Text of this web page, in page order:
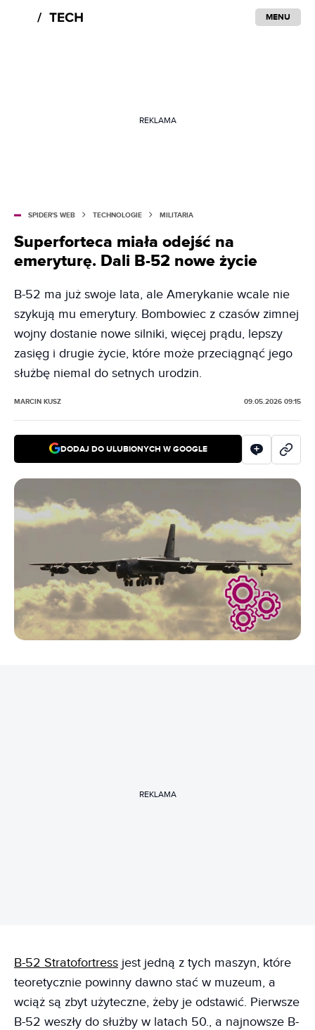
MENU
REKLAMA
SPIDER'S WEB TECHNOLOGIE MILITARIA
Superforteca miała odejść na
emeryturę. Dali B-52 nowe życie
B-52 ma już swoje lata, ale Amerykanie wcale nie
szykują mu emerytury. Bombowiec z czasów zimnej
wojny dostanie nowe silniki, więcej prądu, lepszy
zasięg i drugie życie, które może przeciągnąć jego
służbę niemal do setnych urodzin.
MARCIN KUSZ 09.05.2026 09:15
DODAJ DO ULUBIONYCH W GOOGLE
REKLAMA
B-52 Stratofortress jest jedną z tych maszyn, które
teoretycznie powinny dawno stać w muzeum, a
wciąż są zbyt użyteczne, żeby je odstawić. Pierwsze
B-52 weszły do służby w latach 50., a najnowsze B-